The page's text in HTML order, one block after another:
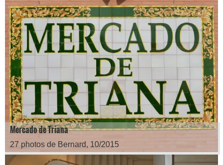
Mercado de Triana
27 photos de Bernard, 10/2015